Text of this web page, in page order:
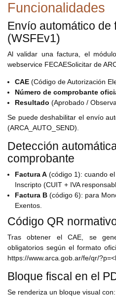
Funcionalidades
Envío automático de
(WSFEv1)
Al validar una factura, el
webservice FECAESolicitar de
CAE (Código de Autorización
Número de comprobante
Resultado (Aprobado /
Se puede deshabilitar el envío
(ARCA_AUTO_SEND).
Detección
comprobante
Factura A (código 1): cuando
Inscripto (CUIT + IVA
Factura B (código 6): para
Exentos.
Código QR
Tras obtener el CAE, se
obligatorios según el formato
https://www.arca.gob.ar/fe/qr/
Bloque fiscal en el
Se renderiza un bloque visual con: